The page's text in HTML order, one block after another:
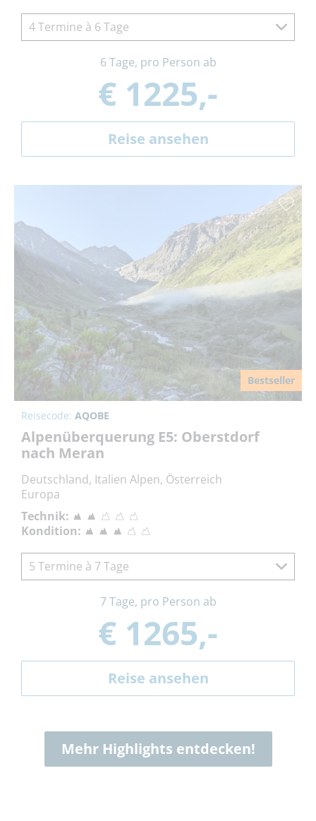
4 Termine à 6 Tage
6 Tage, pro Person ab
€ 1225,-
Reise ansehen
Bestseller
Reisecode: AQOBE
Alpenüberquerung E5: Oberstdorf
nach Meran
Deutschland, Italien Alpen, Österreich
Europa
Technik:
Kondition:
5 Termine à 7 Tage
7 Tage, pro Person ab
€ 1265,-
Reise ansehen
Mehr Highlights entdecken!